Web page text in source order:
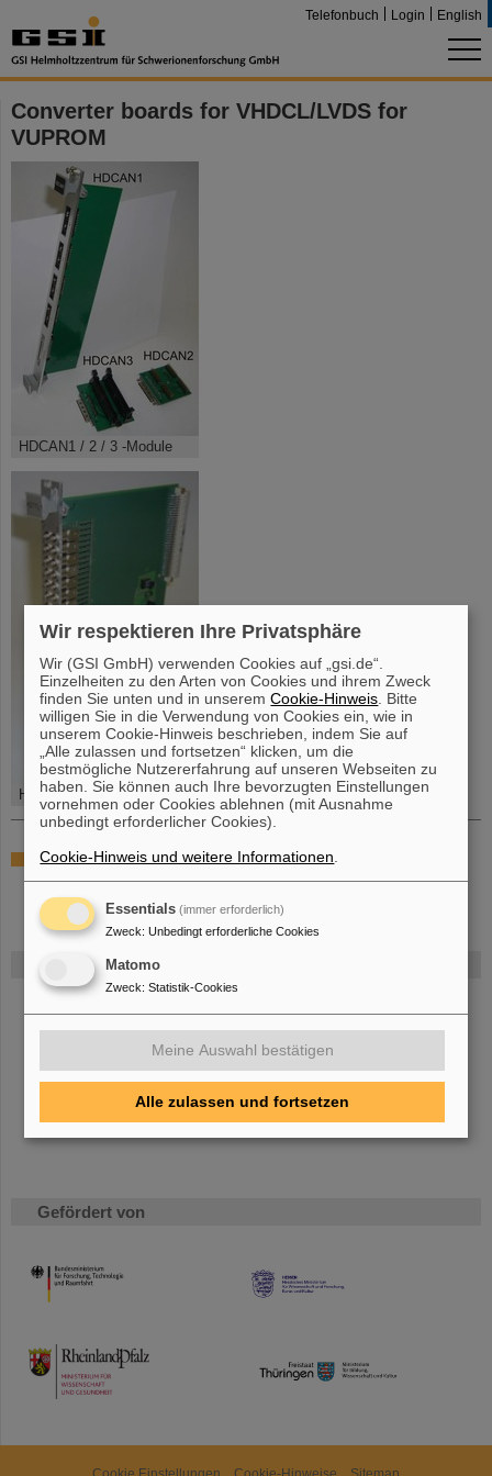
Telefonbuch Login English
Erfahren Sie mehr.
Gefördert von
HMWK
TMWWDG
Converter boards for VHDCL/LVDS for
VUPROM
HDCAN1 / 2 / 3 -Module
HDTTL-Modul
[...details...]
Wir respektieren Ihre Privatsphäre
Wir (GSI GmbH) verwenden Cookies auf „gsi.de“.
Einzelheiten zu den Arten von Cookies und ihrem Zweck
finden Sie unten und in unseremCookie-Hinweis . Bitte
willigen Sie in die Verwendung von Cookies ein, wie in
unserem Cookie-Hinweis beschrieben, indem Sie auf
„Alle zulassen und fortsetzen“ klicken, um die
bestmögliche Nutzererfahrung auf unseren Webseiten zu
haben. Sie können auch Ihre bevorzugten Einstellungen
vornehmen oder Cookies ablehnen (mit Ausnahme
unbedingt erforderlicher Cookies).
Cookie-Hinweis und weitere Informationen
Essentials (immer erforderlich)
Zweck: Unbedingt erforderliche Cookies
Matomo
Zweck: Statistik-Cookies
Meine Auswahl bestätigen
Alle zulassen und fortsetzen